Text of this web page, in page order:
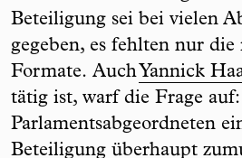
Beteiligung sei bei vielen
gegeben, es fehlten nur
Formate. Auch Yannick
tätig ist, warf die Frage
Parlamentsabgeordneten
Beteiligung überhaupt